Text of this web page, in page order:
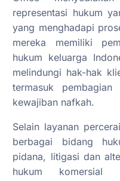
representasi hukum
yang menghadapi
mereka memiliki
hukum keluarga
melindungi hak-hak
termasuk
kewajiban nafkah.
Selain layanan
berbagai bidang
pidana, litigasi dan
hukum komersial